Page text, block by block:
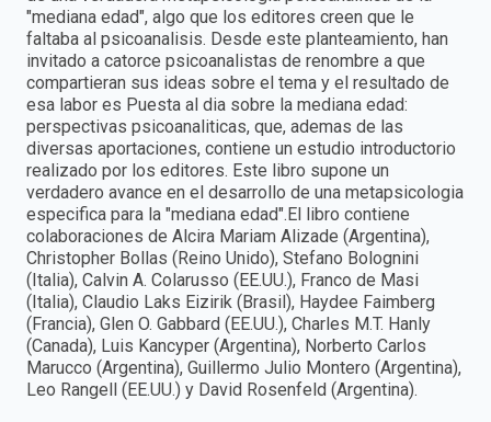
"mediana edad", algo que los editores creen que le
faltaba al psicoanalisis. Desde este planteamiento, han
invitado a catorce psicoanalistas de renombre a que
compartieran sus ideas sobre el tema y el resultado de
esa labor es Puesta al dia sobre la mediana edad:
perspectivas psicoanaliticas, que, ademas de las
diversas aportaciones, contiene un estudio introductorio
realizado por los editores. Este libro supone un
verdadero avance en el desarrollo de una metapsicologia
especifica para la "mediana edad".El libro contiene
colaboraciones de Alcira Mariam Alizade (Argentina),
Christopher Bollas (Reino Unido), Stefano Bolognini
(Italia), Calvin A. Colarusso (EE.UU.), Franco de Masi
(Italia), Claudio Laks Eizirik (Brasil), Haydee Faimberg
(Francia), Glen O. Gabbard (EE.UU.), Charles M.T. Hanly
(Canada), Luis Kancyper (Argentina), Norberto Carlos
Marucco (Argentina), Guillermo Julio Montero (Argentina),
Leo Rangell (EE.UU.) y David Rosenfeld (Argentina).